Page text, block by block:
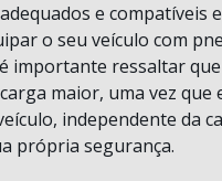
e
o seu veículo com
importante ressaltar
maior, uma vez
independente da
própria segurança.